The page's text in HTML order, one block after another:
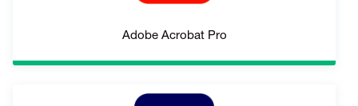
Adobe Acrobat Pro